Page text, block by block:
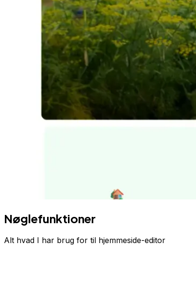
Nøglefunktioner
Alt hvad I har brug for til hjemmeside-editor